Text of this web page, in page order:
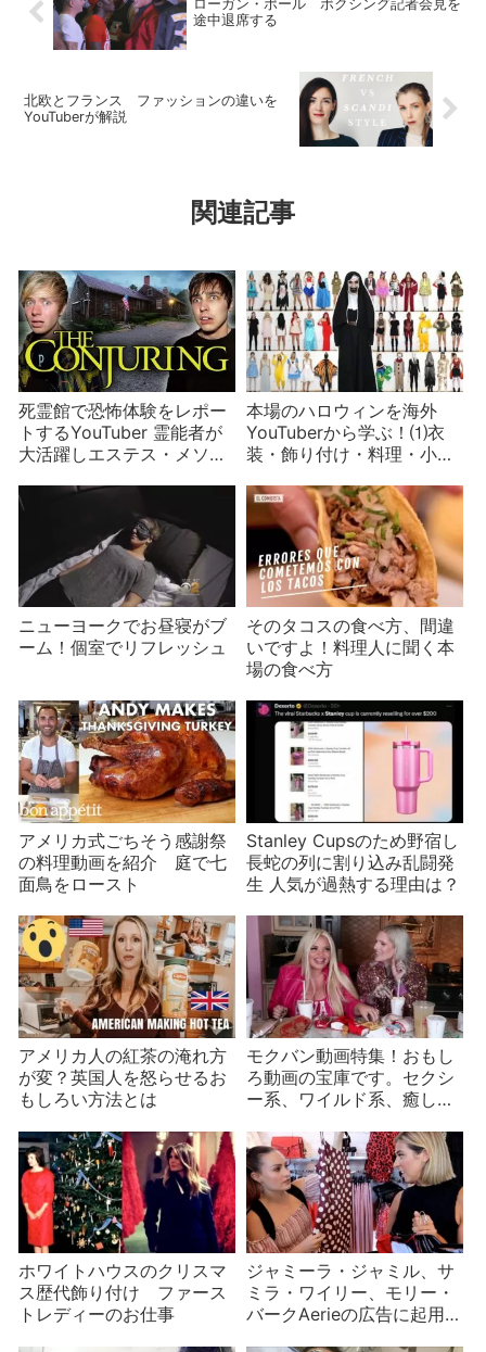
ローガン・ポール ボクシング記者会見を
途中退席する
北欧とフランス ファッションの違いを
YouTuberが解説
関連記事
死霊館で恐怖体験をレポー
トするYouTuber 霊能者が
大活躍しエステス・メソッ
て見えたものは
本場のハロウィンを海外
YouTuberから学ぶ！⑴衣
装・飾り付け・料理・小物
ニューヨークでお昼寝がブ
ーム！個室でリフレッシュ
そのタコスの食べ方、間違
いですよ！料理人に聞く本
場の食べ方
アメリカ式ごちそう感謝祭
の料理動画を紹介 庭で七
面鳥をロースト
Stanley Cupsのため野宿し
長蛇の列に割り込み乱闘発
生 人気が過熱する理由は？
アメリカ人の紅茶の淹れ方
が変？英国人を怒らせるお
もしろい方法とは
モクバン動画特集！おもし
ろ動画の宝庫です。セクシ
ー系、ワイルド系、癒し系
ホワイトハウスのクリスマ
ス歴代飾り付け ファース
トレディーのお仕事
ジャミーラ・ジャミル、サ
ミラ・ワイリー、モリー・
バークAerieの広告に起用さ